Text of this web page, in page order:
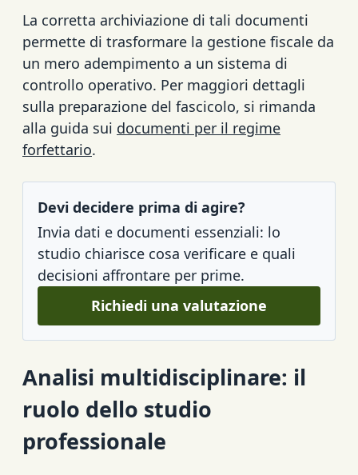
La corretta archiviazione di tali documenti
permette di trasformare la gestione fiscale da
un mero adempimento a un sistema di
controllo operativo. Per maggiori dettagli
sulla preparazione del fascicolo, si rimanda
alla guida sui documenti per il regime
forfettario.
Devi decidere prima di agire?
Invia dati e documenti essenziali: lo
studio chiarisce cosa verificare e quali
decisioni affrontare per prime.
Richiedi una valutazione
Analisi multidisciplinare: il
ruolo dello studio
professionale